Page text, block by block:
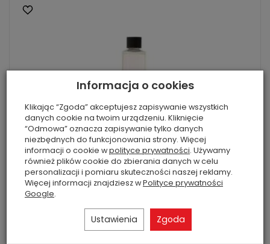
Silver Spirit- Millefiori- Uzupełniacz do pałeczek
Pudrowy zapach piżma zmieszany z nutami
drzewnymi z domieszką cytrusów.
Informacja o cookies
Klikając “Zgoda” akceptujesz zapisywanie wszystkich
danych cookie na twoim urządzeniu. Kliknięcie
“Odmowa” oznacza zapisywanie tylko danych
niezbędnych do funkcjonowania strony. Więcej
informacji o cookie wpolityce prywatności. Używamy
również plików cookie do zbierania danych w celu
personalizacji i pomiaru skuteczności naszej reklamy.
Więcej informacji znajdziesz wPolityce prywatności
Google.
Ustawienia Zgoda